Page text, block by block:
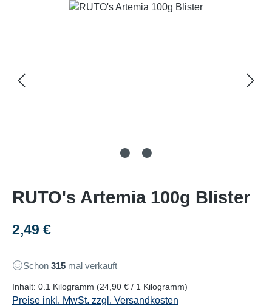
Bildergalerie überspringen
RUTO's Artemia 100g Blister
Regulärer Preis:
2,49 €
Schon 315 mal verkauft
Inhalt: 0.1 Kilogramm (24,90 € / 1 Kilogramm)
Preise inkl. MwSt. zzgl. Versandkosten